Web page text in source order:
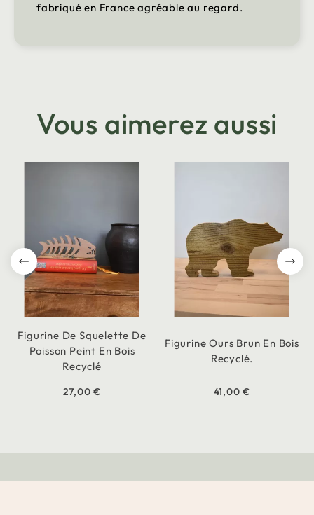
fabriqué en France agréable au regard.
Vous aimerez aussi
Figurine De Squelette De
Poisson Peint En Bois
Recyclé
27,00 €
Figurine Ours Brun En Bois
Recyclé.
41,00 €